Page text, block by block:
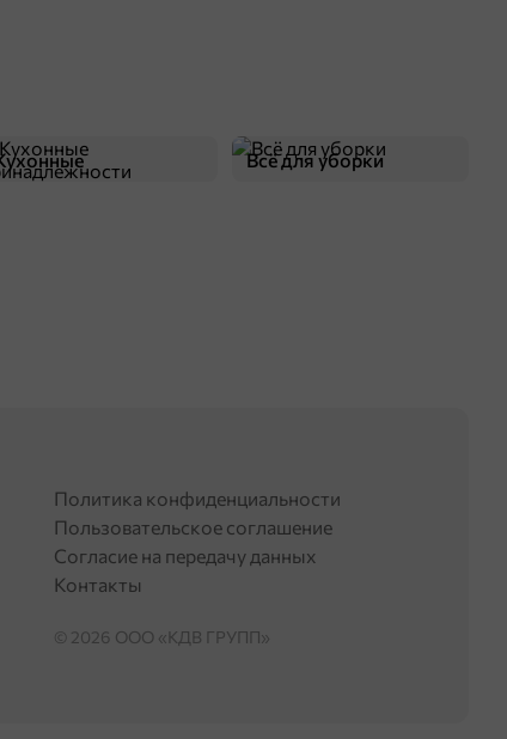
принадлежности
Всё для уборки
Политика конфиденциальности
Пользовательское соглашение
Согласие на передачу данных
Контакты
© 2026 OOO «КДВ ГРУПП»